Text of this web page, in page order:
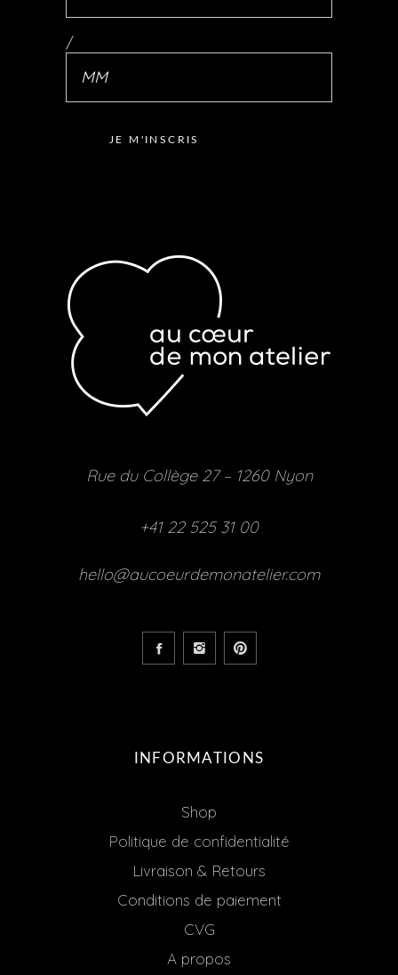
/
Rue du Collège 27 – 1260 Nyon
+41 22 525 31 00
hello@aucoeurdemonatelier.com
INFORMATIONS
Shop
Politique de confidentialité
Livraison & Retours
Conditions de paiement
CVG
A propos